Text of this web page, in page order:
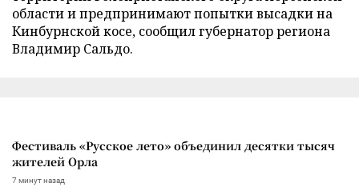
области и предпринимают попытки высадки на
Кинбурнской косе, сообщил губернатор региона
Владимир Сальдо.
Фестиваль «Русское лето» объединил десятки тысяч
жителей Орла
7 минут назад